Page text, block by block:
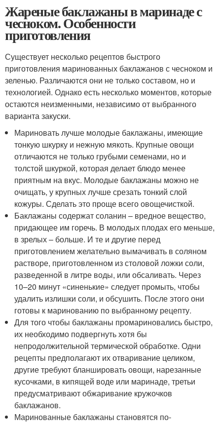
Жареные баклажаны в маринаде с
чесноком. Особенности
приготовления
Существует несколько рецептов быстрого
приготовления маринованных баклажанов с чесноком и
зеленью. Различаются они не только составом, но и
технологией. Однако есть несколько моментов, которые
остаются неизменными, независимо от выбранного
варианта закуски.
Мариновать лучше молодые баклажаны, имеющие
тонкую шкурку и нежную мякоть. Крупные овощи
отличаются не только грубыми семенами, но и
толстой шкуркой, которая делает блюдо менее
приятным на вкус. Молодые баклажаны можно не
очищать, у крупных лучше срезать тонкий слой
кожуры. Сделать это проще всего овощечисткой.
Баклажаны содержат соланин – вредное вещество,
придающее им горечь. В молодых плодах его меньше,
в зрелых – больше. И те и другие перед
приготовлением желательно вымачивать в соляном
растворе, приготовленном из столовой ложки соли,
разведенной в литре воды, или обсаливать. Через
10–20 минут «синенькие» следует промыть, чтобы
удалить излишки соли, и обсушить. После этого они
готовы к маринованию по выбранному рецепту.
Для того чтобы баклажаны промариновались быстро,
их необходимо подвергнуть хотя бы
непродолжительной термической обработке. Одни
рецепты предполагают их отваривание целиком,
другие требуют бланшировать овощи, нарезанные
кусочками, в кипящей воде или маринаде, третьи
предусматривают обжаривание кружочков
баклажанов.
Маринованные баклажаны становятся по-